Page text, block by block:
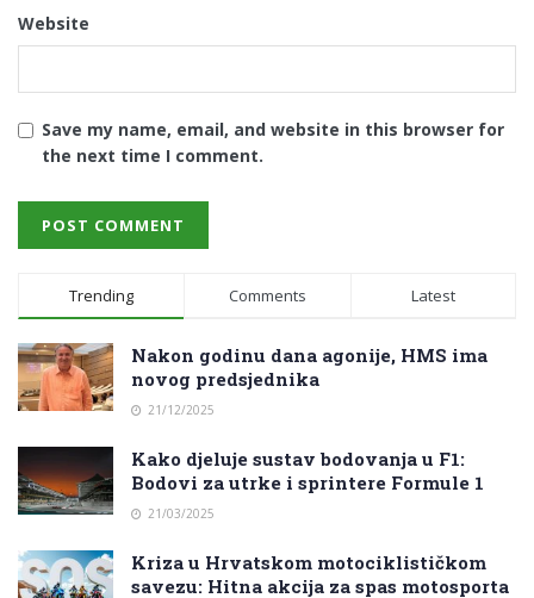
Website
Save my name, email, and website in this browser for
the next time I comment.
Trending Comments Latest
Nakon godinu dana agonije, HMS ima
novog predsjednika
21/12/2025
Kako djeluje sustav bodovanja u F1:
Bodovi za utrke i sprintere Formule 1
21/03/2025
Kriza u Hrvatskom motociklističkom
savezu: Hitna akcija za spas motosporta